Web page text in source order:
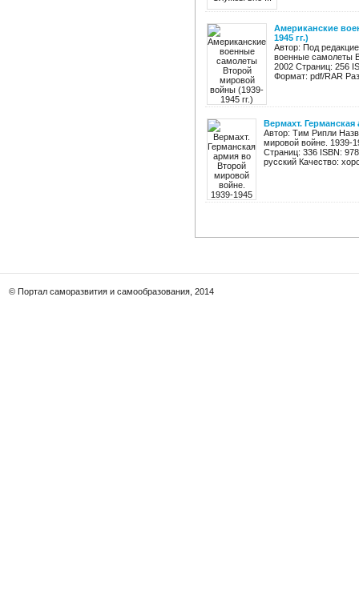
Американские
1945 гг.)
Автор: Под
военные самолеты
2002 Страниц: 256
Формат: pdf/RAR
Вермахт.
Автор: Тим Рипли
мировой войне. 1939-
Страниц: 336 ISBN:
русский Качество:
© Портал саморазвития и самообразования, 2014